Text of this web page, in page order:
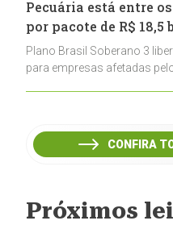
Pecuária está entre
por pacote de R$
Plano Brasil Soberano 3
para empresas afetadas
CONFIRA
Próximos